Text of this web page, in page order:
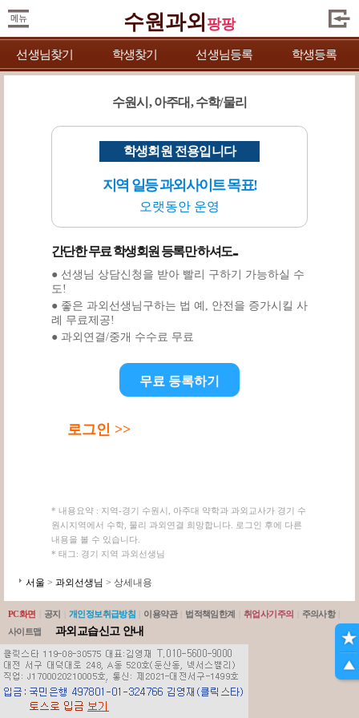
수원과외 팡팡
선생님찾기 학생찾기 선생님등록 학생등록
수원시, 아주대, 수학/물리
학생회원 전용입니다
지역 일등 과외사이트 목표!
오랫동안 운영
간단한 무료 학생회원 등록만 하셔도...
● 선생님 상담신청을 받아 빨리 구하기 가능하실 수
도!
● 좋은 과외선생님구하는 법 예, 안전을 증가시킬 사
례 무료제공!
● 과외연결/중개 수수료 무료
무료 등록하기
로그인 >>
* 내용요약 : 지역-경기 수원시, 아주대 약학과 과외교사가 경기 수
원시지역에서 수학, 물리 과외연결 희망합니다. 로그인 후에 다른
내용을 볼 수 있습니다.
* 태그: 경기 지역 과외선생님
서울 > 과외선생님 > 상세내용
PC화면 공지 개인정보취급방침 이용약관 법적책임한계 취업사기주의 주의사항
사이트맵
과외교습신고 안내